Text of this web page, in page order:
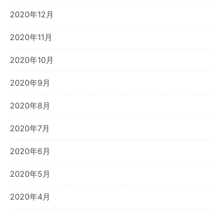
2020年12月
2020年11月
2020年10月
2020年9月
2020年8月
2020年7月
2020年6月
2020年5月
2020年4月